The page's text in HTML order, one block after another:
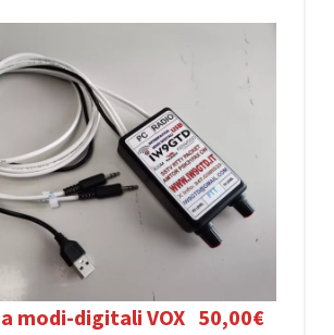
modi-digitali VOX 50,00€